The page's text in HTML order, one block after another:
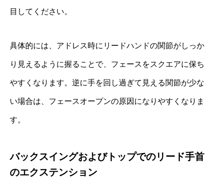
目してください。
具体的には、アドレス時にリードハンドの関節がしっか
り見えるように握ることで、フェースをスクエアに保ち
やすくなります。逆に手を回し過ぎて見える関節が少な
い場合は、フェースオープンの原因になりやすくなりま
す。
バックスイングおよびトップでのリード手首
のエクステンション